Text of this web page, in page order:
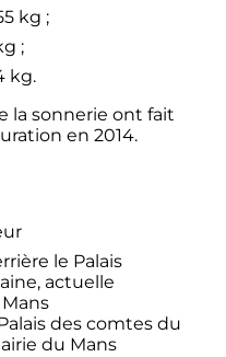
kg ;
;
kg.
la sonnerie ont fait
en 2014.
des comtes du
du Mans